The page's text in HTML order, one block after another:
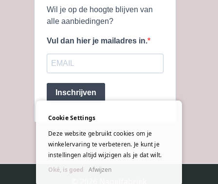
Wil je op de hoogte blijven van
alle aanbiedingen?
Vul dan hier je mailadres in.
Inschrijven
Cookie Settings
Deze website gebruikt cookies om je
winkelervaring te verbeteren. Je kunt je
instellingen altijd wijzigen als je dat wilt.
Oké, is goed
Afwijzen